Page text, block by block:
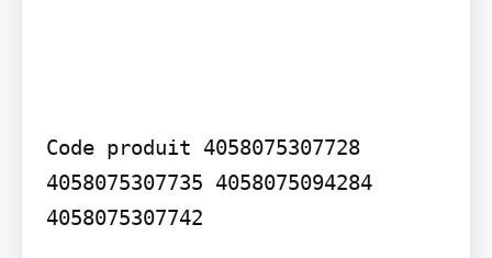
Code produit 4058075307728
4058075307735 4058075094284
4058075307742